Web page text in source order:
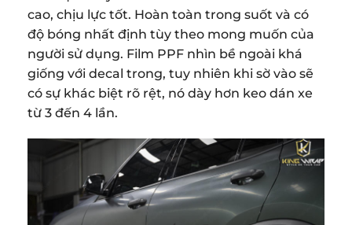
cao, chịu lực tốt. Hoàn toàn trong suốt và có
độ bóng nhất định tùy theo mong muốn của
người sử dụng. Film PPF nhìn bề ngoài khá
giống với decal trong, tuy nhiên khi sờ vào sẽ
có sự khác biệt rõ rệt, nó dày hơn keo dán xe
từ 3 đến 4 lần.